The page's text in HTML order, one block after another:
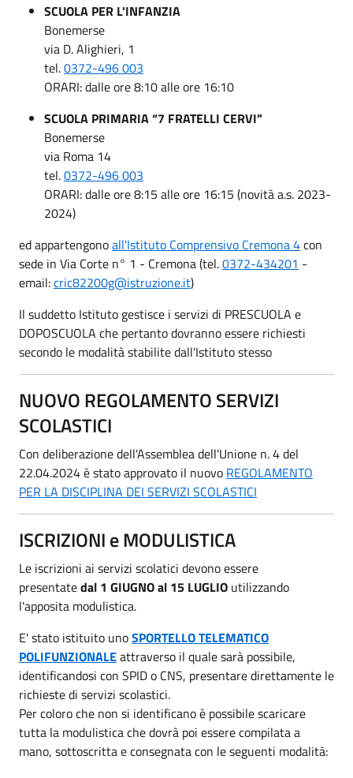
SCUOLA PER L'INFANZIA
Bonemerse
via D. Alighieri, 1
tel.0372-496 003
ORARI: dalle ore 8:10 alle ore 16:10
SCUOLA PRIMARIA “7 FRATELLI CERVI”
Bonemerse
via Roma 14
tel.0372-496 003
ORARI: dalle ore 8:15 alle ore 16:15 (novità a.s. 2023-
2024)
ed appartengonoall'Istituto Comprensivo Cremona 4con
sede in Via Corte n° 1 - Cremona (tel.0372-434201 -
email:cric82200g@istruzione.it)
Il suddetto Istituto gestisce i servizi di PRESCUOLA e
DOPOSCUOLA che pertanto dovranno essere richiesti
secondo le modalità stabilite dall'Istituto stesso
NUOVO REGOLAMENTO SERVIZI
SCOLASTICI
Con deliberazione dell'Assemblea dell'Unione n. 4 del
22.04.2024 è stato approvato il nuovo REGOLAMENTO
PER LA DISCIPLINA DEI SERVIZI SCOLASTICI
ISCRIZIONI e MODULISTICA
Le iscrizioni ai servizi scolatici devono essere
presentatedal 1 GIUGNO al 15 LUGLIO utilizzando
l'apposita modulistica.
E' stato istituito unoSPORTELLO TELEMATICO
POLIFUNZIONALEattraverso il quale sarà possibile,
identificandosi con SPID o CNS, presentare direttamente le
richieste di servizi scolastici.
Per coloro che non si identificano è possibile scaricare
tutta la modulistica che dovrà poi essere compilata a
mano, sottoscritta e consegnata con le seguenti modalità: